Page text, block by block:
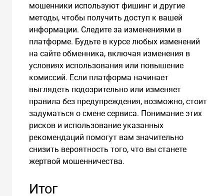
мошенники используют фишинг и другие
методы, чтобы получить доступ к вашей
информации. Следите за изменениями в
платформе. Будьте в курсе любых изменений
на сайте обменника, включая изменения в
условиях использования или повышение
комиссий. Если платформа начинает
выглядеть подозрительно или изменяет
правила без предупреждения, возможно, стоит
задуматься о смене сервиса. Понимание этих
рисков и использование указанных
рекомендаций помогут вам значительно
снизить вероятность того, что вы станете
жертвой мошенничества.
Итог